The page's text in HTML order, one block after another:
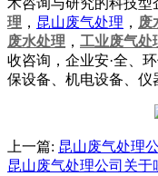
术咨询与研究的科技型
理 ， 昆山废气处理 ， 废
废水处理 ， 工业废气处
收咨询，企业安·全、
保设备、机电设备、仪
上一篇: 昆山废气处理
昆山废气处理公司关于